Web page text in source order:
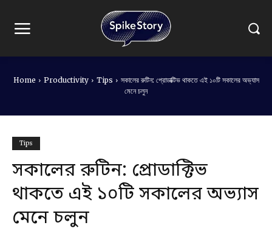
Home Productivity Tips
সকালের রুটিন: প্রোডাক্টিভ থাকতে এই ১০টি সকালের অভ্যাস
মেনে চলুন
Tips
সকালের রুটিন: প্রোডাক্টিভ
থাকতে এই ১০টি সকালের অভ্যাস
মেনে চলুন